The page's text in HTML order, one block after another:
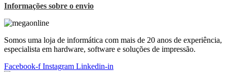
Informações sobre o envio
Somos uma loja de informática com mais de 20 anos de experiência,
especialista em hardware, software e soluções de impressão.
Facebook-f Instagram Linkedin-in